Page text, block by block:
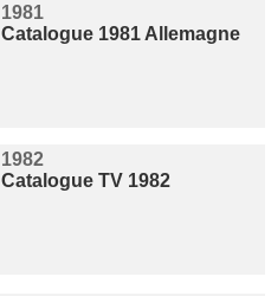
1981
Catalogue 1981 Allemagne
1982
Catalogue TV 1982